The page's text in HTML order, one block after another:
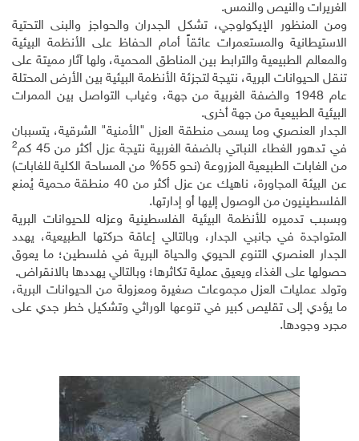
الغريرات والنيص والنمس.
ومن المنظور الإيكولوجي، تشكل الجدران والحواجز والبنى التحتية
الاستيطانية والمستعمرات عائقاً أمام الحفاظ على الأنظمة البيئية
والمعالم الطبيعية والترابط بين المناطق المحمية، ولها آثار مميتة على
تنقل الحيوانات البرية، نتيجة لتجزئة الأنظمة البيئية بين الأرض المحتلة
عام 1948 والضفة الغربية من جهة، وغياب التواصل بين الممرات
البيئية الطبيعية من جهة أخرى.
الجدار العنصري وما يسمى منطقة العزل "الأمنية" الشرقية، يتسببان
في تدهور الغطاء النباتي بالضفة الغربية نتيجة عزل أكثر من 45 كم
2
من الغابات الطبيعية المزروعة (نحو 55% من المساحة الكلية للغابات)
عن البيئة المجاورة، ناهيك عن عزل أكثر من 40 منطقة محمية يُمنع
الفلسطينيون من الوصول إليها أو إدارتها.
وبسبب تدميره للأنظمة البيئية الفلسطينية وعزله للحيوانات البرية
المتواجدة في جانبي الجدار، وبالتالي إعاقة حركتها الطبيعية، يهدد
الجدار العنصري التنوع الحيوي والحياة البرية في فلسطين؛ ما يعوق
حصولها على الغذاء ويعيق عملية تكاثرها؛ وبالتالي يهددها بالانقراض.
وتولد عمليات العزل مجموعات صغيرة ومعزولة من الحيوانات البرية،
ما يؤدي إلى تقليص كبير في تنوعها الوراثي وتشكيل خطر جدي على
مجرد وجودها.